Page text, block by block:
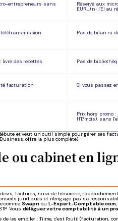
entrepreneurs sans Réservé aux
EURL) ni l'EI au
télétransmission Pas de bilan ni
des recettes Pas de
facturation Si vous passez
Prix hors promo
HT/mois), sans
et veut un outil simple pour gérer ses
offre la plus complète).
ou cabinet en
factures, suivi de trésorerie,
juridiques et n'engage pas sa
comme Swapn ou L-Expert-Comptable.com
Vous déléguez votre comptabilité à un
les empiler : Tiime, c'est l'outil (facturation,